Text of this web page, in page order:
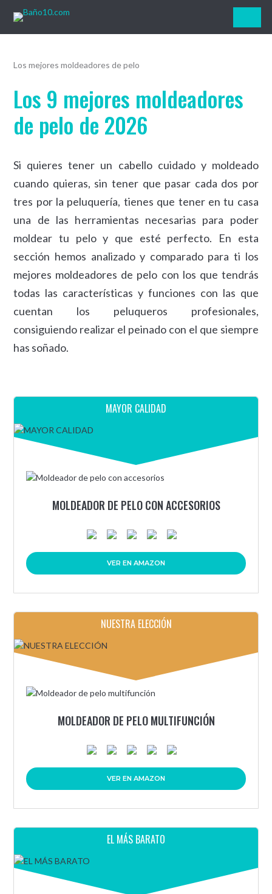
Baño10.com
Los mejores moldeadores de pelo
Los 9 mejores moldeadores
de pelo de 2026
Si quieres tener un cabello cuidado y moldeado
cuando quieras, sin tener que pasar cada dos por
tres por la peluquería, tienes que tener en tu casa
una de las herramientas necesarias para poder
moldear tu pelo y que esté perfecto. En esta
sección hemos analizado y comparado para ti los
mejores moldeadores de pelo con los que tendrás
todas las características y funciones con las que
cuentan los peluqueros profesionales,
consiguiendo realizar el peinado con el que siempre
has soñado.
MAYOR CALIDAD
MOLDEADOR DE PELO CON ACCESORIOS
VER EN AMAZON
NUESTRA ELECCIÓN
MOLDEADOR DE PELO MULTIFUNCIÓN
VER EN AMAZON
EL MÁS BARATO